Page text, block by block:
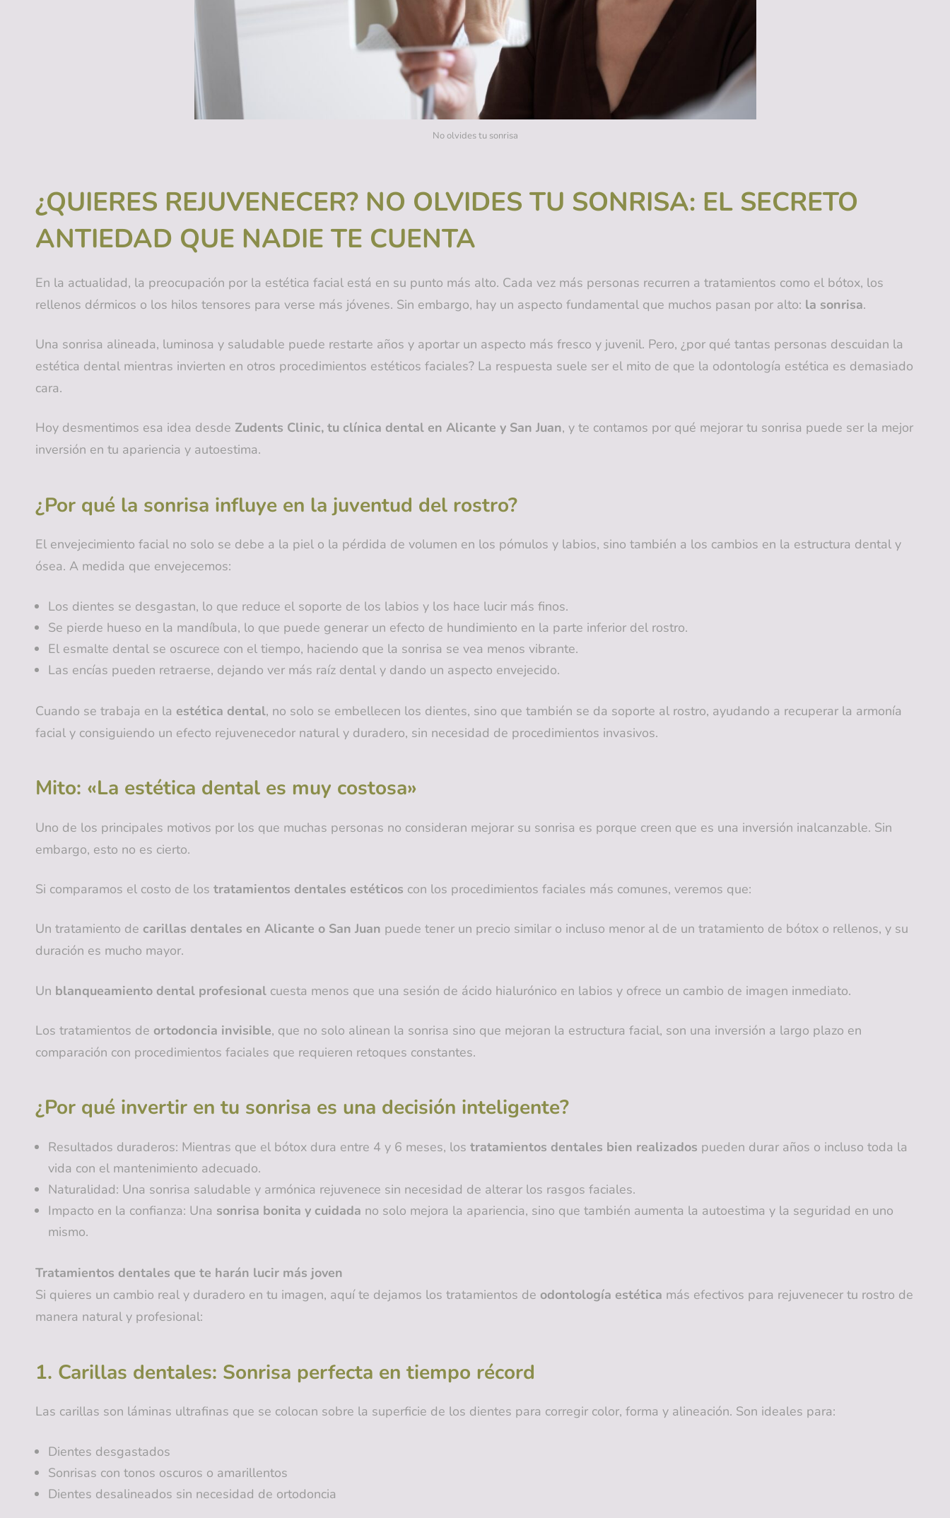
No olvides tu sonrisa
¿QUIERES REJUVENECER? NO OLVIDES TU SONRISA: EL SECRETO
ANTIEDAD QUE NADIE TE CUENTA
En la actualidad, la preocupación por la estética facial está en su punto más alto. Cada vez más personas recurren a tratamientos como el bótox, los
rellenos dérmicos o los hilos tensores para verse más jóvenes. Sin embargo, hay un aspecto fundamental que muchos pasan por alto: la sonrisa.
Una sonrisa alineada, luminosa y saludable puede restarte años y aportar un aspecto más fresco y juvenil. Pero, ¿por qué tantas personas descuidan la
estética dental mientras invierten en otros procedimientos estéticos faciales? La respuesta suele ser el mito de que la odontología estética es demasiado
cara.
Hoy desmentimos esa idea desde Zudents Clinic, tu clínica dental en Alicante y San Juan, y te contamos por qué mejorar tu sonrisa puede ser la mejor
inversión en tu apariencia y autoestima.
¿Por qué la sonrisa influye en la juventud del rostro?
El envejecimiento facial no solo se debe a la piel o la pérdida de volumen en los pómulos y labios, sino también a los cambios en la estructura dental y
ósea. A medida que envejecemos:
Los dientes se desgastan, lo que reduce el soporte de los labios y los hace lucir más finos.
Se pierde hueso en la mandíbula, lo que puede generar un efecto de hundimiento en la parte inferior del rostro.
El esmalte dental se oscurece con el tiempo, haciendo que la sonrisa se vea menos vibrante.
Las encías pueden retraerse, dejando ver más raíz dental y dando un aspecto envejecido.
Cuando se trabaja en la estética dental, no solo se embellecen los dientes, sino que también se da soporte al rostro, ayudando a recuperar la armonía
facial y consiguiendo un efecto rejuvenecedor natural y duradero, sin necesidad de procedimientos invasivos.
Mito: «La estética dental es muy costosa»
Uno de los principales motivos por los que muchas personas no consideran mejorar su sonrisa es porque creen que es una inversión inalcanzable. Sin
embargo, esto no es cierto.
Si comparamos el costo de los tratamientos dentales estéticos con los procedimientos faciales más comunes, veremos que:
Un tratamiento de carillas dentales en Alicante o San Juan puede tener un precio similar o incluso menor al de un tratamiento de bótox o rellenos, y su
duración es mucho mayor.
Un blanqueamiento dental profesional cuesta menos que una sesión de ácido hialurónico en labios y ofrece un cambio de imagen inmediato.
Los tratamientos de ortodoncia invisible, que no solo alinean la sonrisa sino que mejoran la estructura facial, son una inversión a largo plazo en
comparación con procedimientos faciales que requieren retoques constantes.
¿Por qué invertir en tu sonrisa es una decisión inteligente?
Resultados duraderos: Mientras que el bótox dura entre 4 y 6 meses, los tratamientos dentales bien realizados pueden durar años o incluso toda la
vida con el mantenimiento adecuado.
Naturalidad: Una sonrisa saludable y armónica rejuvenece sin necesidad de alterar los rasgos faciales.
Impacto en la confianza: Una sonrisa bonita y cuidada no solo mejora la apariencia, sino que también aumenta la autoestima y la seguridad en uno
mismo.
Tratamientos dentales que te harán lucir más joven
Si quieres un cambio real y duradero en tu imagen, aquí te dejamos los tratamientos de odontología estética más efectivos para rejuvenecer tu rostro de
manera natural y profesional:
1. Carillas dentales: Sonrisa perfecta en tiempo récord
Las carillas son láminas ultrafinas que se colocan sobre la superficie de los dientes para corregir color, forma y alineación. Son ideales para:
Dientes desgastados
Sonrisas con tonos oscuros o amarillentos
Dientes desalineados sin necesidad de ortodoncia